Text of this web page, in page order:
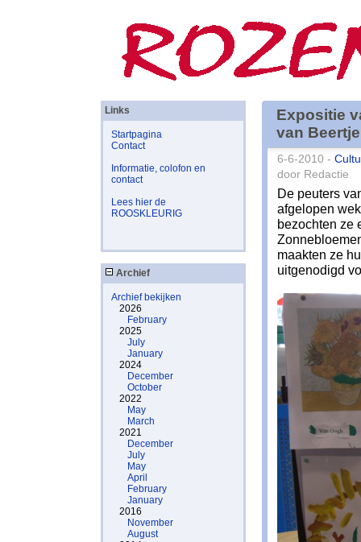
Links
Startpagina
Contact
Informatie, colofon en
contact
Lees hier de
ROOSKLEURIG
Archief
Archief bekijken
2026
February
2025
July
January
2024
December
October
2022
May
March
2021
December
July
May
April
February
January
2016
November
August
Expositie
van
6-6-2010 -
door Redactie
De peuters
afgelopen
bezochten ze
maakten ze
uitgenodigd